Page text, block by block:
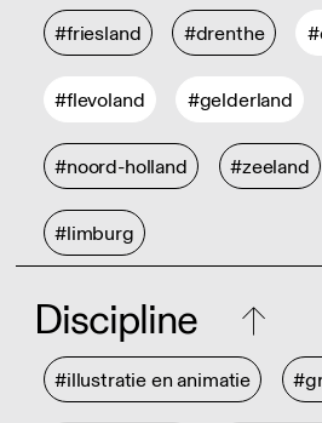
#friesland #drenthe
#flevoland #gelderland
#noord-holland #zeeland
#limburg
Discipline
#illustratie en animatie